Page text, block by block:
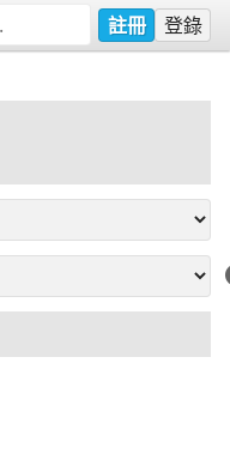
註冊 登錄